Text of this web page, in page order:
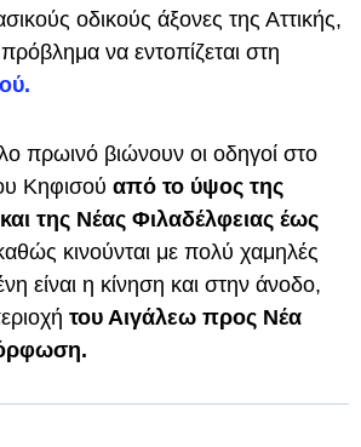
οδικούς άξονες της Αττικής,
να εντοπίζεται στη
πρωινό βιώνουν οι οδηγοί στο
Κηφισού από το ύψος της
της Νέας Φιλαδέλφειας έως
κινούνται με πολύ χαμηλές
είναι η κίνηση και στην άνοδο,
του Αιγάλεω προς Νέα